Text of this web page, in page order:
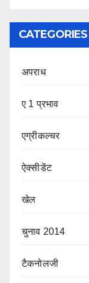
CATEGORIES
अपराध
ए 1 प्रभाव
एग्रीकल्चर
ऐक्सीडेंट
खेल
चुनाव 2014
टैकनोलजी